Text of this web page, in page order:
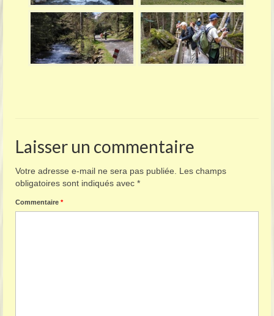
Laisser un commentaire
Votre adresse e-mail ne sera pas publiée.
Les champs
obligatoires sont indiqués avec *
Commentaire *